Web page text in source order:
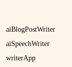
aiBlogPostWriter
aiSpeechWriter
writerApp